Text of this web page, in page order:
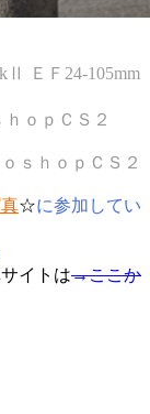
ＥＦ24-105mm
ｏｐＣＳ２
ｓｈｏｐＣＳ２
☆に参加してい
イトは→ここか